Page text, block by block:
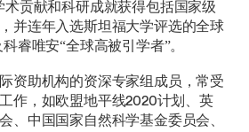
术贡献和科研成就获得包括国家级
并连年入选斯坦福大学评选的全球
睿唯安“全球高被引学者”。
资助机构的资深专家组成员，常受
作，如欧盟地平线2020计划、英
、中国国家自然科学基金委员会、